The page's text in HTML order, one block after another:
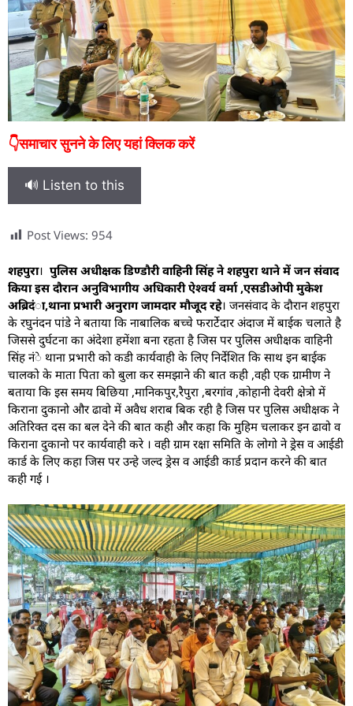
👇समाचार सुनने के लिए यहां क्लिक करें
🔊 Listen to this
Post Views: 954
शहपुरा। पुलिस अधीक्षक डिण्डौरी वाहिनी सिंह ने शहपुरा थाने में जन संवाद
किया इस दौरान अनुविभागीय अधिकारी ऐश्वर्य वर्मा ,एसडीओपी मुकेश
अब्रिदंा,थाना प्रभारी अनुराग जामदार मौजूद रहे। जनसंवाद के दौरान शहपुरा
के रघुनंदन पांडे ने बताया कि नाबालिक बच्चे फरार्टेदार अंदाज में बाईक चलाते है
जिससे दुर्घटना का अंदेशा हमेंशा बना रहता है जिस पर पुलिस अधीक्षक वाहिनी
सिंह नंे थाना प्रभारी को कडी कार्यवाही के लिए निर्देशित कि साथ इन बाईक
चालको के माता पिता को बुला कर समझाने की बात कही ,वही एक ग्रामीण ने
बताया कि इस समय बिछिया ,मानिकपुर,रैपुरा ,बरगांव ,कोहानी देवरी क्षेत्रो में
किराना दुकानो और ढावो में अवैध शराब बिक रही है जिस पर पुलिस अधीक्षक ने
अतिरिक्त दस का बल देने की बात कही और कहा कि मुहिम चलाकर इन ढावो व
किराना दुकानो पर कार्यवाही करे । वही ग्राम रक्षा समिति के लोगो ने ड्रेस व आईडी
कार्ड के लिए कहा जिस पर उन्हे जल्द ड्रेस व आईडी कार्ड प्रदान करने की बात
कही गई ।